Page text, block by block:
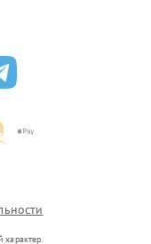
характер.